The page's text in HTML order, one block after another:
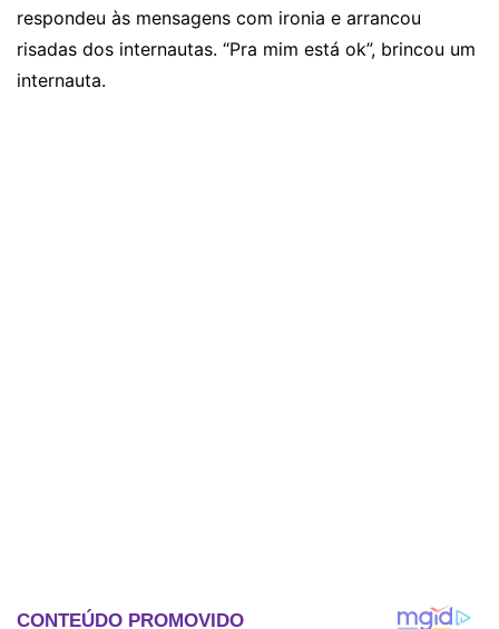
respondeu às mensagens com ironia e arrancou
risadas dos internautas. “Pra mim está ok”, brincou um
internauta.